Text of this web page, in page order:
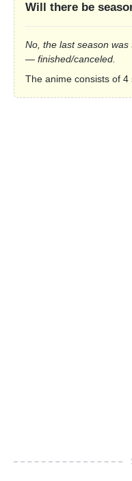
Will there be
No, the last season
— finished/canceled.
The anime consists of